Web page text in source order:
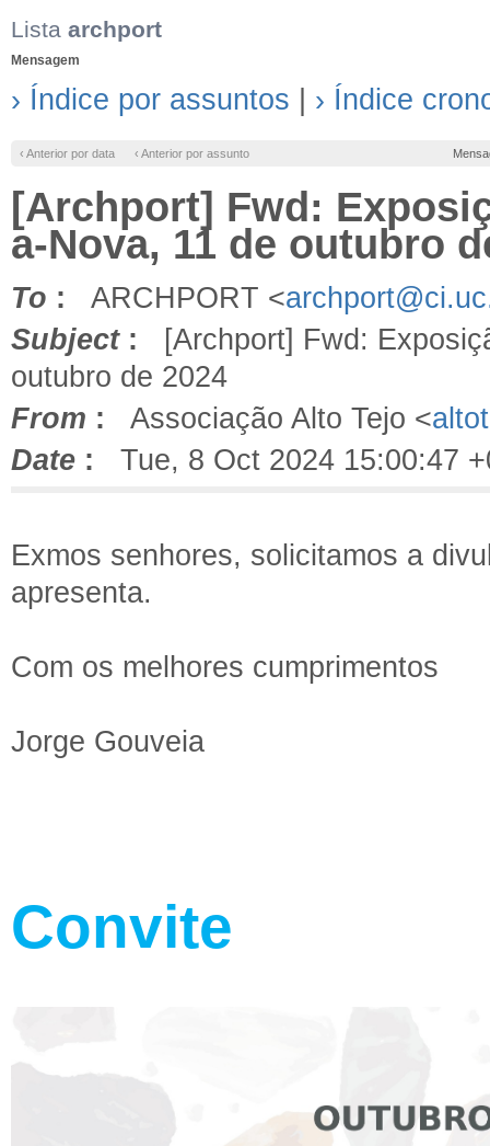
Lista archport
Mensagem
› Índice por assuntos › Índice
‹ Anterior por data ‹ Anterior por assunto
[Archport] Fwd:
a-Nova, 11 de outubro
To : ARCHPORT <
Subject: [Archport] Fwd:
outubro de 2024
From : Associação Alto Tejo <
Date : Tue, 8 Oct 2024 15:00:47
Exmos senhores, solicitamos a
apresenta.
Com os melhores cumprimentos
Jorge Gouveia
Convite